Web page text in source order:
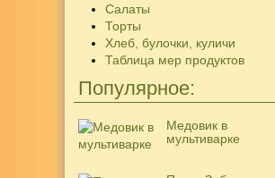
Салаты
Торты
Хлеб, булочки, куличи
Таблица мер продуктов
Популярное:
Медовик в
мультиварке